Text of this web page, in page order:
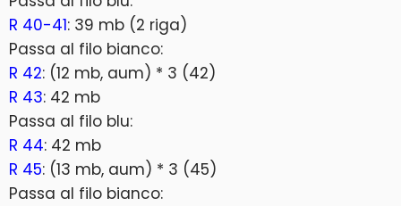
R 40-41: 39 mb (2 riga)
Passa al filo bianco:
R 42: (12 mb, aum) * 3 (42)
R 43: 42 mb
Passa al filo blu:
R 44: 42 mb
R 45: (13 mb, aum) * 3 (45)
Passa al filo bianco: